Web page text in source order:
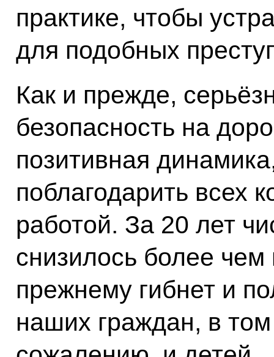
практике, чтобы
для подобных
Как и прежде,
безопасность на
позитивная
поблагодарить всех
работой. За 20 лет
снизилось более
прежнему гибнет и
наших граждан, в